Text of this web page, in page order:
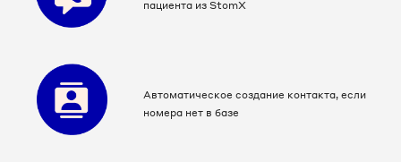
пациента из StomX
Автоматическое создание контакта, если
номера нет в базе